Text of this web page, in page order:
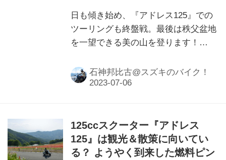
日も傾き始め、『アドレス125』での
ツーリングも終盤戦。最後は秩父盆地
を一望できる美の山を登ります！
けるメリットや楽しみ方とは……？
石神邦比古@スズキのバイク！
125ccスクーター『アドレス
125』は観光＆散策に向いてい
る？ ようやく到来した燃料ピン